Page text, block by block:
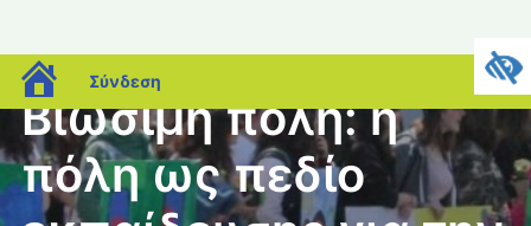
blogs.sch.gr
Σύνδεση
Βιώσιμη πόλη: η
πόλη ως πεδίο